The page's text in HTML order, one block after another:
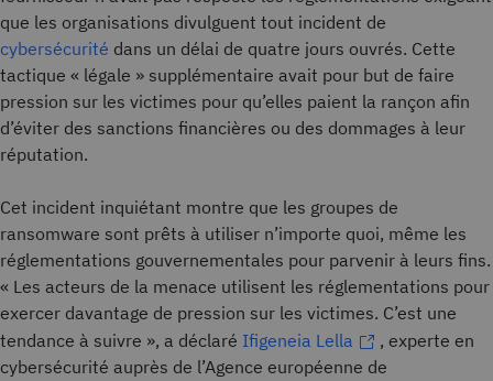
que les organisations divulguent tout incident de
cybersécurité dans un délai de quatre jours ouvrés. Cette
tactique « légale » supplémentaire avait pour but de faire
pression sur les victimes pour qu’elles paient la rançon afin
d’éviter des sanctions financières ou des dommages à leur
réputation.
Cet incident inquiétant montre que les groupes de
ransomware sont prêts à utiliser n’importe quoi, même les
réglementations gouvernementales pour parvenir à leurs fins.
« Les acteurs de la menace utilisent les réglementations pour
exercer davantage de pression sur les victimes. C’est une
tendance à suivre », a déclaré Ifigeneia Lella
, experte en
cybersécurité auprès de l’Agence européenne de